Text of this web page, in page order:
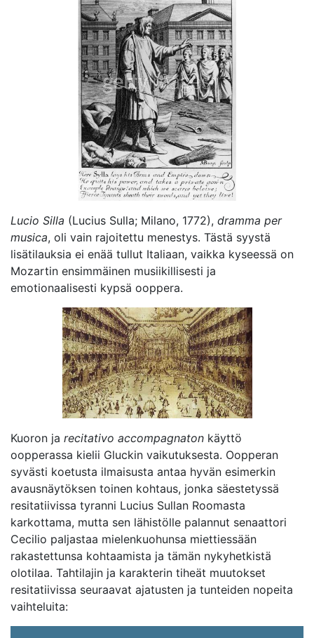
Lucio Silla (Lucius Sulla; Milano, 1772), dramma per
musica, oli vain rajoitettu menestys. Tästä syystä
lisätilauksia ei enää tullut Italiaan, vaikka kyseessä on
Mozartin ensimmäinen musiikillisesti ja
emotionaalisesti kypsä ooppera.
Kuoron ja recitativo accompagnaton käyttö
oopperassa kielii Gluckin vaikutuksesta. Oopperan
syvästi koetusta ilmaisusta antaa hyvän esimerkin
avausnäytöksen toinen kohtaus, jonka säestetyssä
resitatiivissa tyranni Lucius Sullan Roomasta
karkottama, mutta sen lähistölle palannut senaattori
Cecilio paljastaa mielenkuohunsa miettiessään
rakastettunsa kohtaamista ja tämän nykyhetkistä
olotilaa. Tahtilajin ja karakterin tiheät muutokset
resitatiivissa seuraavat ajatusten ja tunteiden nopeita
vaihteluita: